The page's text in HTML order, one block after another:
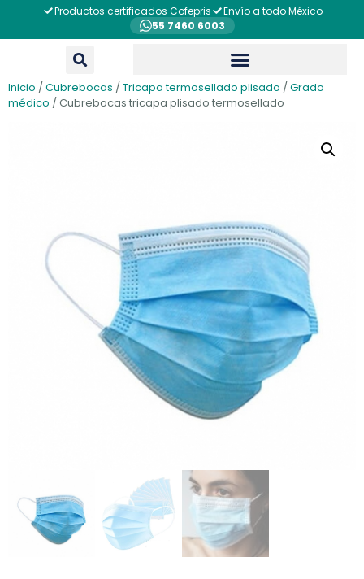
Productos certificados Cofepris
Envío a todo México
55 7460 6003
Inicio /Cubrebocas /Tricapa termosellado plisado /Grado
médico / Cubrebocas tricapa plisado termosellado